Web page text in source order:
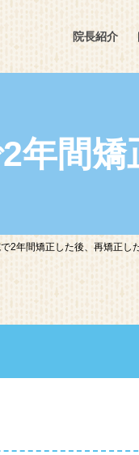
院長紹介
年間
2年間矯正した後、再矯正し